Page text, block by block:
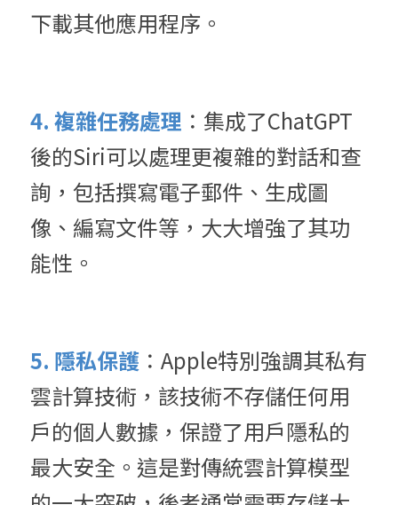
下載其他應用程序。
4. 複雜任務處理 ：集成了ChatGPT
後的Siri可以處理更複雜的對話和查
詢，包括撰寫電子郵件、生成圖
像、編寫文件等，大大增強了其功
能性。
5. 隱私保護 ：Apple特別強調其私有
雲計算技術，該技術不存儲任何用
戶的個人數據，保證了用戶隱私的
最大安全。這是對傳統雲計算模型